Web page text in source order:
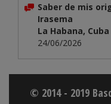
Saber de mis
Irasema
La Habana, Cuba
24/06/2026
© 2014 - 2019